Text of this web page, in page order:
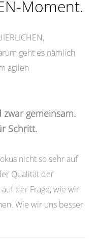
Moment.
geht es nämlich
agilen
gemeinsam.
Schritt.
nicht so sehr auf
Qualität der
der Frage, wie wir
Wie wir uns besser